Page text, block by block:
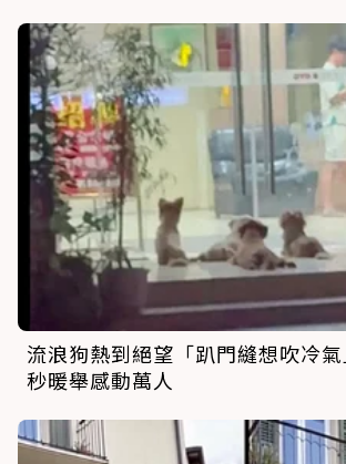
流浪狗熱到絕望「趴門縫想吹冷
秒暖舉感動萬人